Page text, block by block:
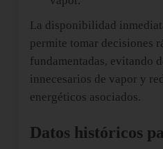
La disponibilidad
permite tomar decisiones
fundamentadas, evitando
innecesarios de vapor y
energéticos asociados.
Datos históricos